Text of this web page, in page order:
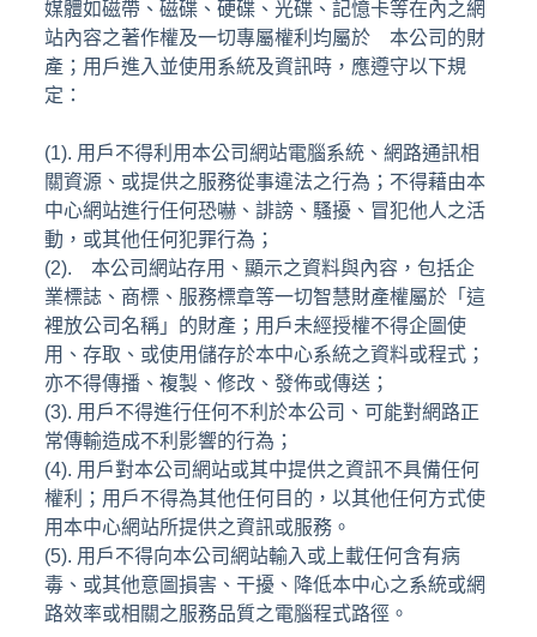
媒體如磁帶、磁碟、硬碟、光碟、記憶卡等在內之網
站內容之著作權及一切專屬權利均屬於 本公司的財
產；用戶進入並使用系統及資訊時，應遵守以下規
定：
(1). 用戶不得利用本公司網站電腦系統、網路通訊相
關資源、或提供之服務從事違法之行為；不得藉由本
中心網站進行任何恐嚇、誹謗、騷擾、冒犯他人之活
動，或其他任何犯罪行為；
(2). 本公司網站存用、顯示之資料與內容，包括企
業標誌、商標、服務標章等一切智慧財產權屬於「這
裡放公司名稱」的財產；用戶未經授權不得企圖使
用、存取、或使用儲存於本中心系統之資料或程式；
亦不得傳播、複製、修改、發佈或傳送；
(3). 用戶不得進行任何不利於本公司、可能對網路正
常傳輸造成不利影響的行為；
(4). 用戶對本公司網站或其中提供之資訊不具備任何
權利；用戶不得為其他任何目的，以其他任何方式使
用本中心網站所提供之資訊或服務。
(5). 用戶不得向本公司網站輸入或上載任何含有病
毒、或其他意圖損害、干擾、降低本中心之系統或網
路效率或相關之服務品質之電腦程式路徑。